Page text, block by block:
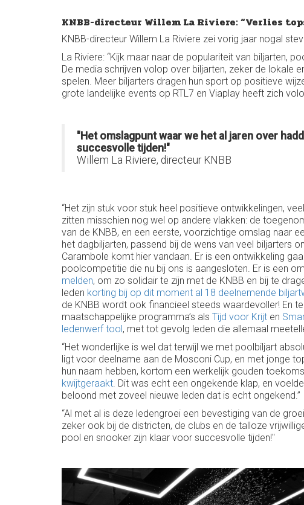
KNBB-directeur Willem La Riviere: “Verlies
KNBB-directeur Willem La Riviere zei vorig jaar nogal
La Riviere: “Kijk maar naar de populariteit van biljarten,
De media schrijven volop over biljarten, zeker de lokale
spelen. Meer biljarters dragen hun sport op positieve
grote landelijke events op RTL7 en Viaplay heeft zich
"Het omslagpunt waar we het al jaren over
succesvolle tijden!"
Willem La Riviere, directeur KNBB
“Het zijn stuk voor stuk heel positieve ontwikkelingen,
zitten misschien nog wel op andere vlakken: de
van de KNBB, en een eerste, voorzichtige omslag naar
het dagbiljarten, passend bij de wens van veel biljarters
Carambole komt hier vandaan. Er is een ontwikkeling
poolcompetitie die nu bij ons is aangesloten. Er is een
melden, om zo solidair te zijn met de KNBB en bij te
leden korting bij op dit moment al 18 deelnemende
de KNBB wordt ook financieel steeds waardevoller! En
maatschappelijke programma’s als Tijd voor Krijt en
ledenwerf tool, met tot gevolg leden die allemaal
“Het wonderlijke is wel dat terwijl we met poolbiljart
ligt voor deelname aan de Mosconi Cup, en met jonge
hun naam hebben, kortom een werkelijk gouden
kwijtgeraakt . Dit was echt een ongekende klap, en
beloond met zoveel nieuwe leden dat is echt ongekend.”
“Al met al is deze ledengroei een bevestiging van de
zeker ook bij de districten, de clubs en de talloze
pool en snooker zijn klaar voor succesvolle tijden!"